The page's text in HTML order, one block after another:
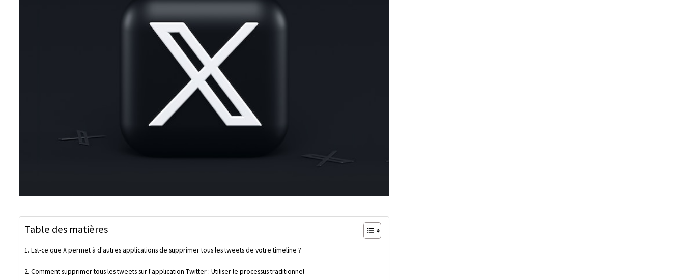
Table des matières
Est-ce que X permet à d'autres applications de supprimer tous les tweets de votre timeline ?
Comment supprimer tous les tweets sur l'application Twitter : Utiliser le processus traditionnel